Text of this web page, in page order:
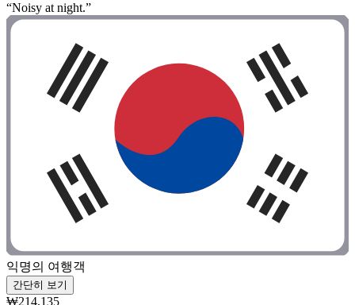
“Noisy at night.”
익명의 여행객
간단히 보기
₩214,135